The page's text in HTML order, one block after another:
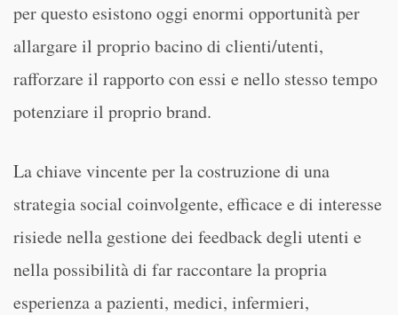
per questo esistono oggi enormi opportunità per
allargare il proprio bacino di clienti/utenti,
rafforzare il rapporto con essi e nello stesso tempo
potenziare il proprio brand.
La chiave vincente per la costruzione di una
strategia social coinvolgente, efficace e di interesse
risiede nella gestione dei feedback degli utenti e
nella possibilità di far raccontare la propria
esperienza a pazienti, medici, infermieri,